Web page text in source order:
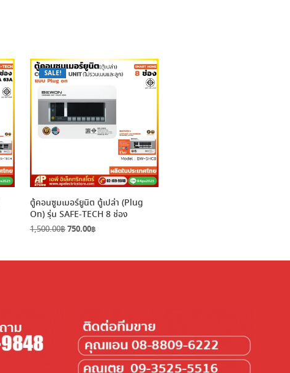
SALE!
ตู้คอนซูมเมอร์ยูนิต ตู้เปล่า (Plug
On) รุ่น SAFE-TECH 8 ช่อง
1,500.00฿Original
1,500.00฿.
750.00฿
750.00฿.